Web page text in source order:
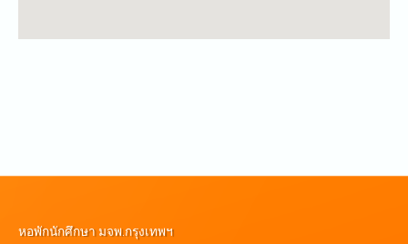
หอพักนักศึกษา มจพ.กรุงเทพฯ